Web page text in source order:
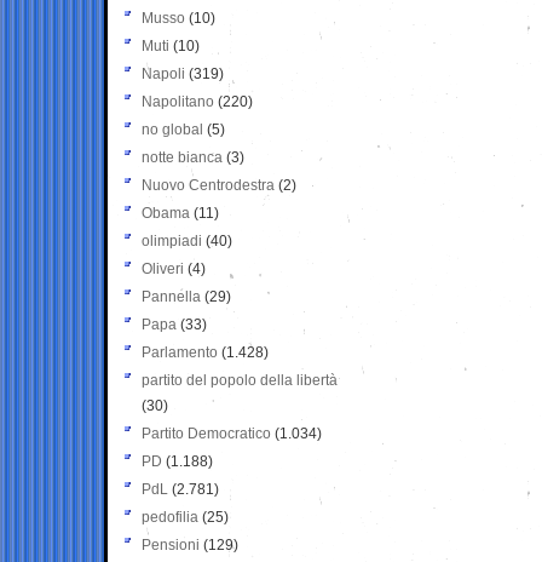
Musso (10)
Muti (10)
Napoli (319)
Napolitano (220)
no global (5)
notte bianca (3)
Nuovo Centrodestra (2)
Obama (11)
olimpiadi (40)
Oliveri (4)
Pannella (29)
Papa (33)
Parlamento (1.428)
partito del popolo della libertà
(30)
Partito Democratico (1.034)
PD (1.188)
PdL (2.781)
pedofilia (25)
Pensioni (129)